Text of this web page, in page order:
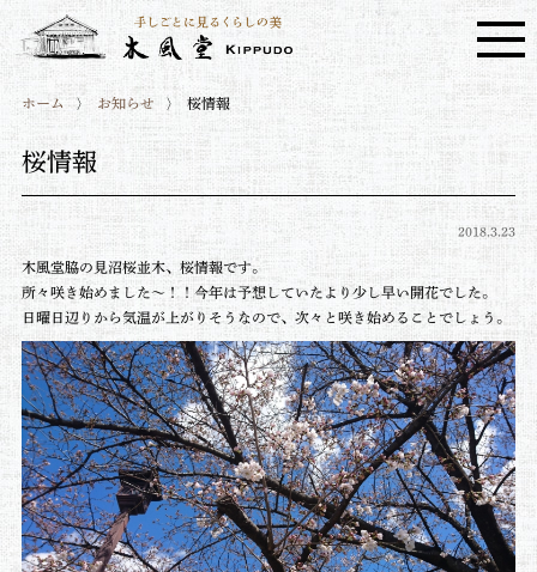
ホーム お知らせ 桜情報
桜情報
2018.3.23
木風堂脇の見沼桜並木、桜情報です。
所々咲き始めました～！！今年は予想していたより少し早い開花でした。
日曜日辺りから気温が上がりそうなので、次々と咲き始めることでしょう。